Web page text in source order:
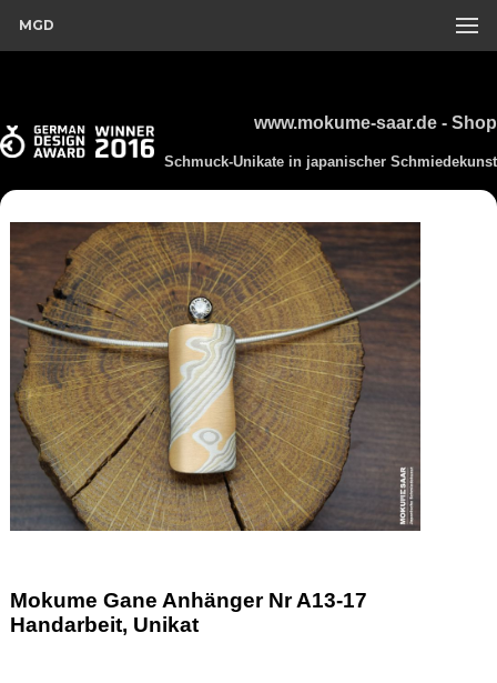
MGD
www.mokume-saar.de - Shop
Schmuck-Unikate in japanischer Schmiedekunst
Mokume Gane Anhänger Nr A13-17
Handarbeit, Unikat